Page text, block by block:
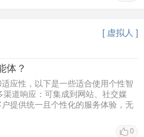
[ 虚拟人 ]
体？
应性，以下是一些适合使用个性智
道响应：可集成到网站、社交媒
提供统一且个性化的服务体验，无
0